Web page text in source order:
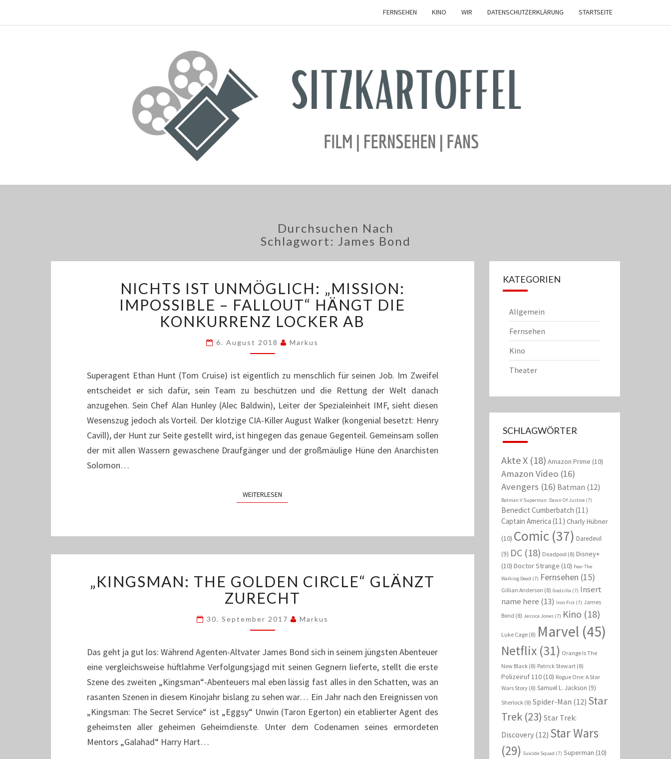
FERNSEHEN KINO WIR DATENSCHUTZERKLÄRUNG STARTSEITE
Durchsuchen Nach
Schlagwort: James Bond
IST
UNMÖGLICH:
„MISSION:
IMPOSSIBLE
–
FALLOUT“
DIE
KONKURRENZ
LOCKER
AB
NICHTS IST UNMÖGLICH: „MISSION:
IMPOSSIBLE – FALLOUT“ HÄNGT DIE
KONKURRENZ LOCKER AB
6. August 2018 Markus
Superagent Ethan Hunt (Tom Cruise) ist eigentlich zu menschlich für seinen Job. Im Zweifel
entscheidet er sich dafür, sein Team zu beschützen und die Rettung der Welt danach
anzugehen. Sein Chef Alan Hunley (Alec Baldwin), Leiter der Spezialeinheit IMF, sieht diesen
Wesenszug jedoch als Vorteil. Der klotzige CIA-Killer August Walker (kongenial besetzt: Henry
Cavill), der Hunt zur Seite gestellt wird, ist hingegen das genaue Gegenteil. Gemeinsam sollen
der mit allen Wassern gewaschene Draufgänger und der großmäulige Hüne den Anarchisten
Solomon…
WEITERLESEN
THE
GOLDEN
CIRCLE“
GLÄNZT
ZURECHT
„KINGSMAN: THE GOLDEN CIRCLE“ GLÄNZT
ZURECHT
30. September 2017 Markus
Das geht ja gut los: Während Agenten-Altvater James Bond sich in seinem jüngsten Abenteuer
eine vergleichsweise hüftlahme Verfolgungsjagd mit seinen Gegnern lieferte, stellt die erste
Szene des zweiten „Kingsman“-Abenteuers mal eben lässig fast alles in den Schatten, was an
rasanten Szenen in diesem Kinojahr bislang zu sehen war… Ein Jahr nach den Ereignissen von
„Kingsman: The Secret Service“ ist „Eggsy“ Unwin (Taron Egerton) ein etablierter Agent des
geheimsten aller geheimen Geheimdienste. Unter dem Codenamen seines ermordeten
Mentors „Galahad“ Harry Hart…
KATEGORIEN
Allgemein
Fernsehen
Kino
Theater
SCHLAGWÖRTER
Akte X(18) Amazon Prime (10)
Amazon Video(16)
Avengers (16) Batman (12)
Batman V Superman: Dawn Of Justice(7)
Benedict Cumberbatch (11)
Captain America (11) Charly Hübner
(10) Comic(37) Daredevil
(9) DC(18) Deadpool(8) Disney+
(10) Doctor Strange (10) Fear The
Walking Dead (7) Fernsehen (15)
Gillian Anderson (8) Godzilla (7) Insert
name here (13) Iron Fist(7) James
Bond (8) Jessica Jones(7) Kino (18)
Luke Cage(8) Marvel (45)
Netflix(31) Orange Is The
New Black(8) Patrick Stewart(8)
Polizeiruf 110(10) Rogue One: A Star
Wars Story(8) Samuel L. Jackson (9)
Sherlock(8) Spider-Man (12) Star
Trek(23) Star Trek:
Discovery(12) Star Wars
(29) Suicide Squad (7) Superman (10)